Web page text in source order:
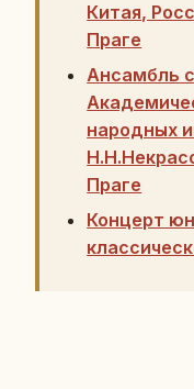
Китая,
Праге
Ансамбль
народных
Праге
Концерт